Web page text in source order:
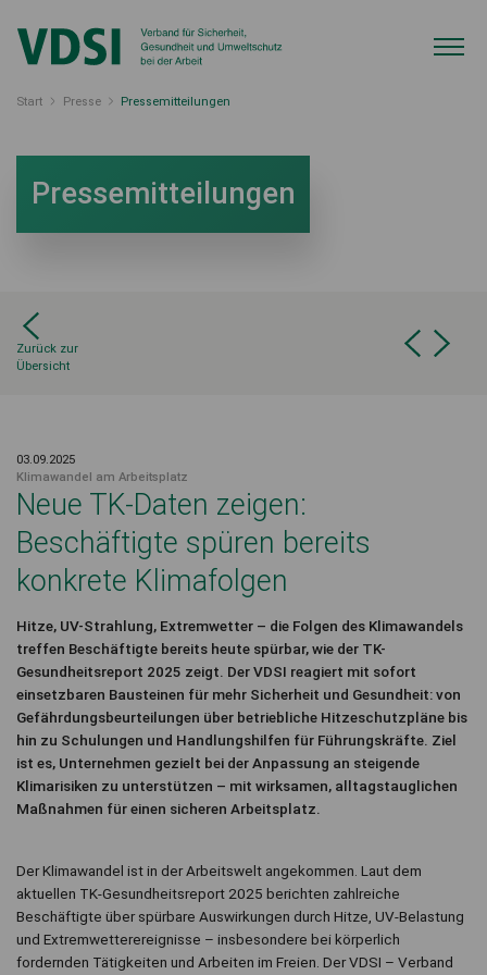
Start Presse Pressemitteilungen
Pressemitteilungen
Zurück zur
Übersicht
03.09.2025
Klimawandel am Arbeitsplatz
Neue TK-Daten zeigen:
Beschäftigte spüren bereits
konkrete Klimafolgen
Hitze, UV-Strahlung, Extremwetter – die Folgen des Klimawandels
treffen Beschäftigte bereits heute spürbar, wie der TK-
Gesundheitsreport 2025 zeigt. Der VDSI reagiert mit sofort
einsetzbaren Bausteinen für mehr Sicherheit und Gesundheit: von
Gefährdungsbeurteilungen über betriebliche Hitzeschutzpläne bis
hin zu Schulungen und Handlungshilfen für Führungskräfte. Ziel
ist es, Unternehmen gezielt bei der Anpassung an steigende
Klimarisiken zu unterstützen – mit wirksamen, alltagstauglichen
Maßnahmen für einen sicheren Arbeitsplatz.
Der Klimawandel ist in der Arbeitswelt angekommen. Laut dem
aktuellen TK-Gesundheitsreport 2025 berichten zahlreiche
Beschäftigte über spürbare Auswirkungen durch Hitze, UV-Belastung
und Extremwetterereignisse – insbesondere bei körperlich
fordernden Tätigkeiten und Arbeiten im Freien. Der VDSI – Verband